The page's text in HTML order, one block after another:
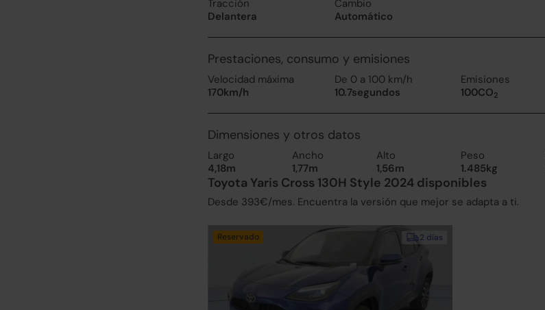
Tracción
Delantera
Cambio
Automático
Prestaciones, consumo y emisiones
Velocidad máxima
170km/h
De 0 a 100 km/h
10.7segundos
Emisiones
100CO2
Dimensiones y otros datos
Largo
4,18m
Ancho
1,77m
Alto
1,56m
Peso
1.485kg
Toyota Yaris Cross 130H Style 2024 disponibles
Desde 393€/mes. Encuentra la versión que mejor se adapta a ti.
2 días
Reservado